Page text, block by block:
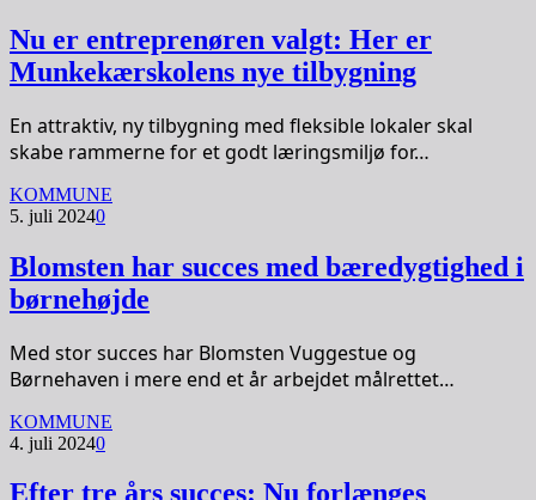
Nu er entreprenøren valgt: Her er
Munkekærskolens nye tilbygning
En attraktiv, ny tilbygning med fleksible lokaler skal
skabe rammerne for et godt læringsmiljø for…
KOMMUNE
5. juli 20240
Blomsten har succes med bæredygtighed i
børnehøjde
Med stor succes har Blomsten Vuggestue og
Børnehaven i mere end et år arbejdet målrettet…
KOMMUNE
4. juli 20240
Efter tre års succes: Nu forlænges